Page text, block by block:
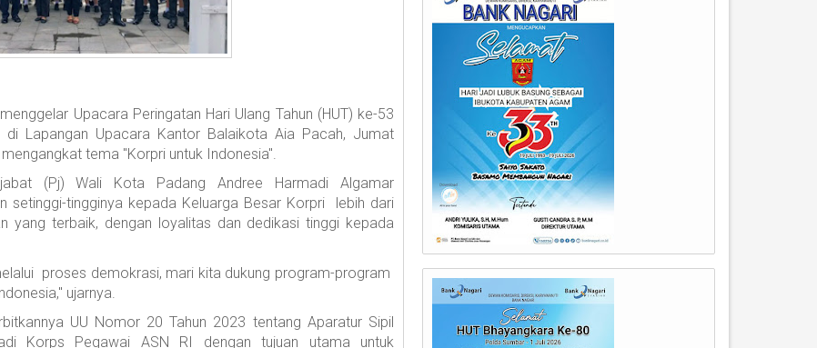
Upacara Peringatan Hari Ulang Tahun (HUT) ke-53
Lapangan Upacara Kantor Balaikota Aia Pacah, Jumat
tema "Korpri untuk Indonesia".
(Pj) Wali Kota Padang Andree Harmadi Algamar
setinggi-tingginya kepada Keluarga Besar Korpri lebih dari
yang terbaik, dengan loyalitas dan dedikasi tinggi kepada
proses demokrasi, mari kita dukung program-program
ujarnya.
UU Nomor 20 Tahun 2023 tentang Aparatur Sipil
Korps Pegawai ASN RI dengan tujuan utama untuk